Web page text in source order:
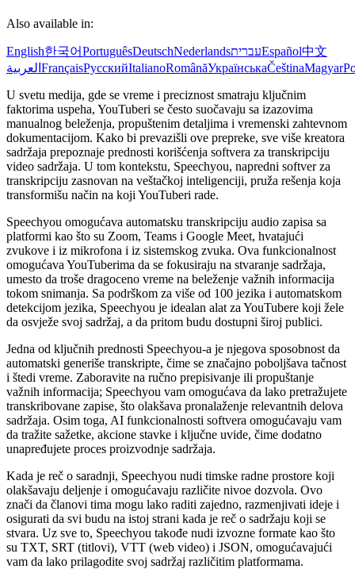
Also available in:
English한국어PortuguêsDeutschNederlandsעבריתEspañol中文
العربية FrançaisРусскийItalianoRomânăУкраїнськаČeštinaMagyar
U svetu medija, gde se vreme i preciznost smatraju ključnim
faktorima uspeha, YouTuberi se često suočavaju sa izazovima
manualnog beleženja, propuštenim detaljima i vremenski zahtevnom
dokumentacijom. Kako bi prevazišli ove prepreke, sve više kreatora
sadržaja prepoznaje prednosti korišćenja softvera za transkripciju
video sadržaja. U tom kontekstu, Speechyou, napredni softver za
transkripciju zasnovan na veštačkoj inteligenciji, pruža rešenja koja
transformišu način na koji YouTuberi rade.
Speechyou omogućava automatsku transkripciju audio zapisa sa
platformi kao što su Zoom, Teams i Google Meet, hvatajući
zvukove i iz mikrofona i iz sistemskog zvuka. Ova funkcionalnost
omogućava YouTuberima da se fokusiraju na stvaranje sadržaja,
umesto da troše dragoceno vreme na beleženje važnih informacija
tokom snimanja. Sa podrškom za više od 100 jezika i automatskom
detekcijom jezika, Speechyou je idealan alat za YouTubere koji žele
da osvježe svoj sadržaj, a da pritom budu dostupni široj publici.
Jedna od ključnih prednosti Speechyou-a je njegova sposobnost da
automatski generiše transkripte, čime se značajno poboljšava tačnost
i štedi vreme. Zaboravite na ručno prepisivanje ili propuštanje
važnih informacija; Speechyou vam omogućava da lako pretražujete
transkribovane zapise, što olakšava pronalaženje relevantnih delova
sadržaja. Osim toga, AI funkcionalnosti softvera omogućavaju vam
da tražite sažetke, akcione stavke i ključne uvide, čime dodatno
unapređujete proces proizvodnje sadržaja.
Kada je reč o saradnji, Speechyou nudi timske radne prostore koji
olakšavaju deljenje i omogućavaju različite nivoe dozvola. Ovo
znači da članovi tima mogu lako raditi zajedno, razmenjivati ideje i
osigurati da svi budu na istoj strani kada je reč o sadržaju koji se
stvara. Uz sve to, Speechyou takođe nudi izvozne formate kao što
su TXT, SRT (titlovi), VTT (web video) i JSON, omogućavajući
vam da lako prilagodite svoj sadržaj različitim platformama.